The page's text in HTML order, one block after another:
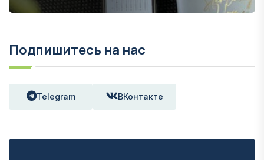
Подпишитесь на нас
Telegram ВКонтакте